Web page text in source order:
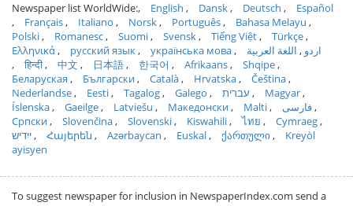
Newspaper list WorldWide: English Dansk Deutsch
Español
Français
Italiano Norsk Português
Bahasa Melayu
Polski
Romanesc Suomi Svensk Tiếng Việt
Türkçe
Ελληνικά
русский язык українська мова اردو
اللغة العربية
हिन्दी
中文 日本語 한국어 Afrikaans
Shqipe
Беларуская
Български Català Hrvatska
Čeština
Nederlandse
Eesti Tagalog Galego עברית
Magyar
Íslenska
Gaeilge Latviešu Македонски Malti
فارسی
Српски
Slovenčina Slovenski Kiswahili ไทย
Cymraeg
ייִדיש
Հայերեն Azərbaycan Euskal ქართული
Kreyòl
ayisyen
To suggest newspaper for inclusion in NewspaperIndex.com send a